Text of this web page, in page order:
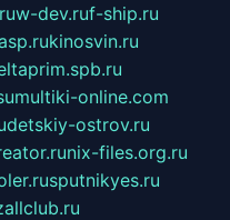
w-dev.ruf-ship.ru
kinosvin.ru
multiki-online.com
detskiy-ostrov.ru
nix-files.org.ru
sputnikyes.ru